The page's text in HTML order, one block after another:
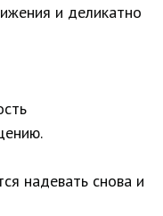
и деликатно
надевать снова и